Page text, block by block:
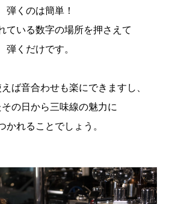
弾くのは簡単！
ている数字の場所を押さえて
弾くだけです。
ば音合わせも楽にできますし、
その日から三味線の魅力に
かれることでしょう。